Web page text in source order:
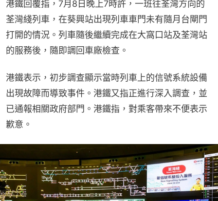
港鐵回覆指，7月8日晚上7時許，一班往荃灣方向的
荃灣綫列車，在葵興站出現列車車門未有隨月台閘門
打開的情況。列車隨後繼續完成在大窩口站及荃灣站
的服務後，隨即調回車廠檢查。
港鐵表示，初步調查顯示當時列車上的信號系統設備
出現故障而導致事件。港鐵又指正進行深入調查，並
已通報相關政府部門。港鐵指，對乘客帶來不便表示
歉意。